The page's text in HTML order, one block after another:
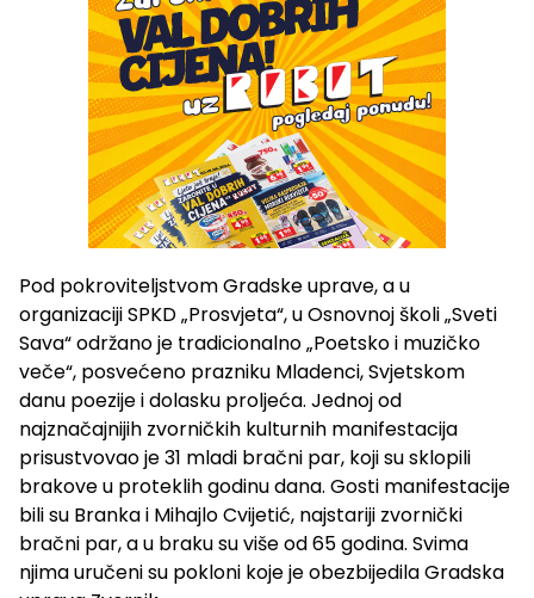
Pod pokroviteljstvom Gradske uprave, a u
organizaciji SPKD „Prosvjeta“, u Osnovnoj školi „Sveti
Sava“ održano je tradicionalno „Poetsko i muzičko
veče“, posvećeno prazniku Mladenci, Svjetskom
danu poezije i dolasku proljeća. Jednoj od
najznačajnijih zvorničkih kulturnih manifestacija
prisustvovao je 31 mladi bračni par, koji su sklopili
brakove u proteklih godinu dana. Gosti manifestacije
bili su Branka i Mihajlo Cvijetić, najstariji zvornički
bračni par, a u braku su više od 65 godina. Svima
njima uručeni su pokloni koje je obezbijedila Gradska